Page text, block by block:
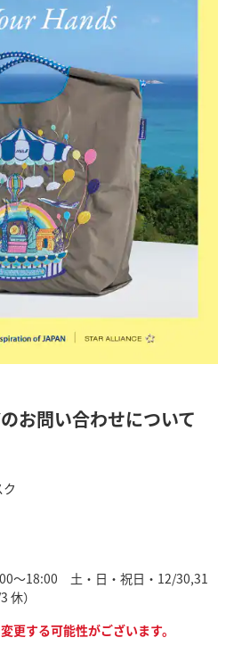
お問い合わせについて
～18:00 土・日・祝日・12/30,31
休）
更する可能性がございます。